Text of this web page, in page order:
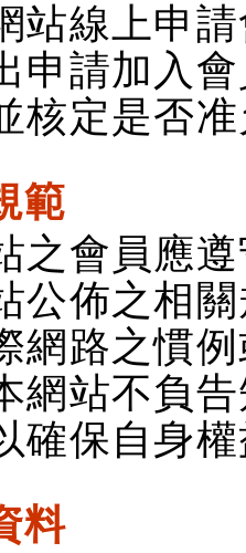
站線上申
申請加入
核定是否
範
之會員應
公佈之相
網路之慣
網站不負
確保自身
料